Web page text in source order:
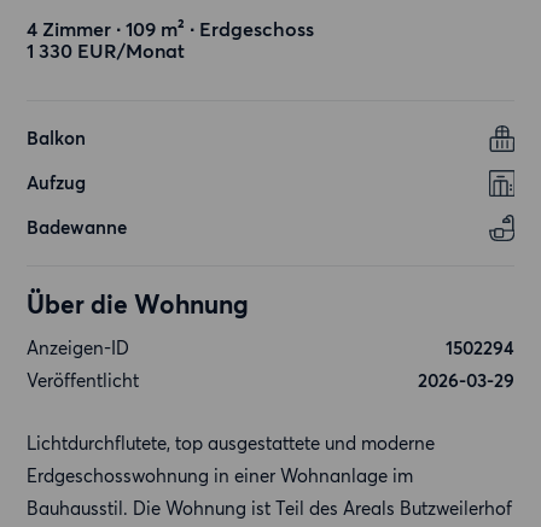
4 Zimmer ∙ 109 m² ∙ Erdgeschoss
1 330 EUR/Monat
Balkon
Aufzug
Badewanne
Über die Wohnung
Anzeigen-ID
1502294
Veröffentlicht
2026-03-29
Lichtdurchflutete, top ausgestattete und moderne
Erdgeschosswohnung in einer Wohnanlage im
Bauhausstil. Die Wohnung ist Teil des Areals Butzweilerhof